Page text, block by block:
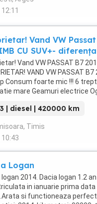
Vand VW
CU SUV+- diferența
Vand VW PASSAT B7
VAND VW PASSAT
Consum foarte mic !!! 6
mare Geamuri electrice
| diesel | 420000 km
Timis
10:43
Logan
logan 2014. Dacia logan 1.2
in ianuarie prima data
si functioneaza